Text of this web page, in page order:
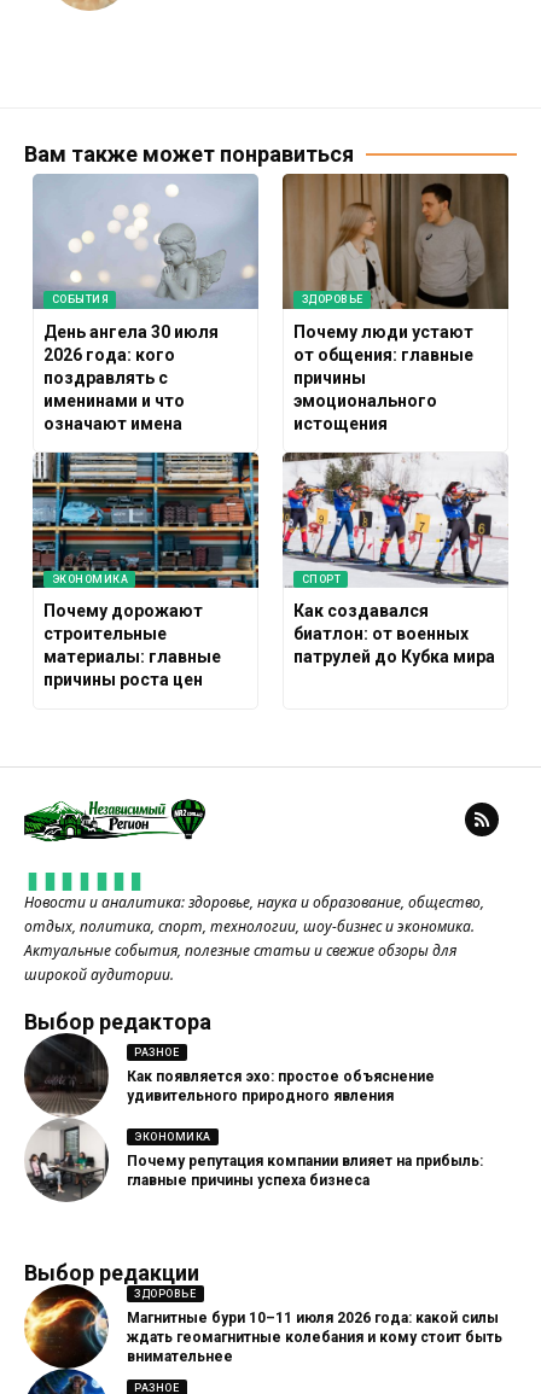
Вам также может понравиться
СОБЫТИЯ
День ангела 30 июля
2026 года: кого
поздравлять с
именинами и что
означают имена
ЗДОРОВЬЕ
Почему люди устают
от общения: главные
причины
эмоционального
истощения
ЭКОНОМИКА
Почему дорожают
строительные
материалы: главные
причины роста цен
СПОРТ
Как создавался
биатлон: от военных
патрулей до Кубка мира
Новости и аналитика: здоровье, наука и образование, общество,
отдых, политика, спорт, технологии, шоу-бизнес и экономика.
Актуальные события, полезные статьи и свежие обзоры для
широкой аудитории.
Выбор редактора
РАЗНОЕ
Как появляется эхо: простое объяснение
удивительного природного явления
ЭКОНОМИКА
Почему репутация компании влияет на прибыль:
главные причины успеха бизнеса
Выбор редакции
ЗДОРОВЬЕ
Магнитные бури 10–11 июля 2026 года: какой силы
ждать геомагнитные колебания и кому стоит быть
внимательнее
РАЗНОЕ